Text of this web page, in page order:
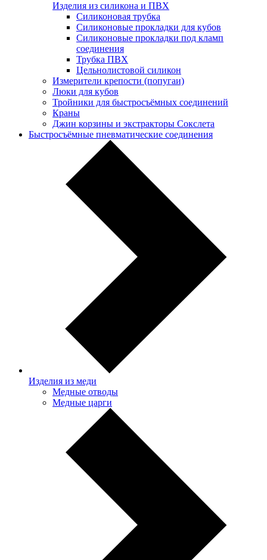
Изделия из силикона и ПВХ
Силиконовая трубка
Силиконовые прокладки для кубов
Силиконовые прокладки под кламп
соединения
Трубка ПВХ
Цельнолистовой силикон
Измерители крепости (попугаи)
Люки для кубов
Тройники для быстросъёмных соединений
Краны
Джин корзины и экстракторы Сокслета
Быстросъёмные пневматические соединения
Изделия из меди
Медные отводы
Медные царги